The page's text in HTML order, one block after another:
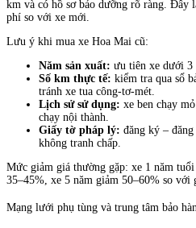
km và có hồ sơ bảo dưỡng rõ ràng. Đây
phí so với xe mới.
Lưu ý khi mua xe Hoa Mai cũ:
Năm sản xuất: ưu tiên xe dưới 3
Số km thực tế: kiểm tra qua sổ
tránh xe tua công-tơ-mét.
Lịch sử sử dụng: xe ben chạy
chạy nội thành.
Giấy tờ pháp lý: đăng ký –
không tranh chấp.
Mức giảm giá thường gặp: xe 1 năm
35–45%, xe 5 năm giảm 50–60% so với
Mạng lưới phụ tùng và trung tâm bảo